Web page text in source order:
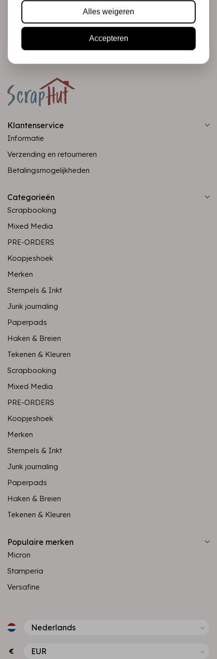
Abonneer
Klantenservice
Informatie
Verzending en retourneren
Betalingsmogelijkheden
Categorieën
Scrapbooking
Mixed Media
PRE-ORDERS
Koopjeshoek
Merken
Stempels & Inkt
Junk journaling
Paperpads
Haken & Breien
Tekenen & Kleuren
Scrapbooking
Mixed Media
PRE-ORDERS
Koopjeshoek
Merken
Stempels & Inkt
Junk journaling
Paperpads
Haken & Breien
Tekenen & Kleuren
Populaire merken
Micron
Stamperia
Versafine
€
Alles weigeren
Accepteren